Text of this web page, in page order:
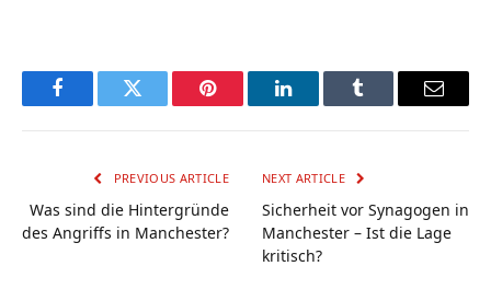
FacebookTwitter Pinterest LinkedInTumblr Email
PREVIOUS ARTICLE
Was sind die Hintergründe
des Angriffs in Manchester?
NEXT ARTICLE
Sicherheit vor Synagogen in
Manchester – Ist die Lage
kritisch?